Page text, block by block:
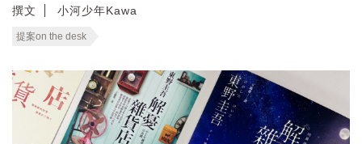
撰文 小河少年Kawa
提案on the desk